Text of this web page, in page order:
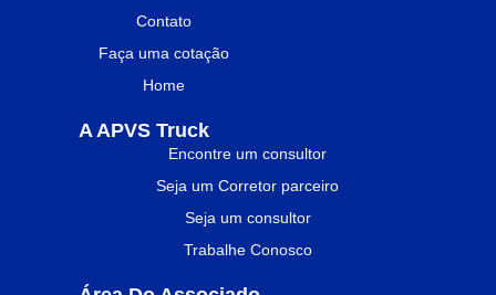
Contato
Faça uma cotação
Home
A APVS Truck
Encontre um consultor
Seja um Corretor parceiro
Seja um consultor
Trabalhe Conosco